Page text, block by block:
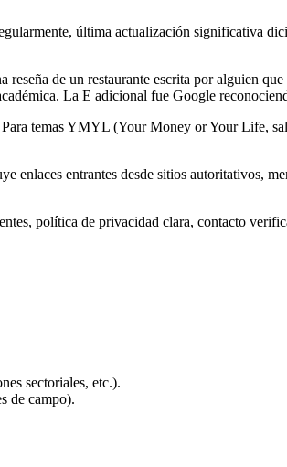
última actualización significativa
de un restaurante escrita por alguien
La E adicional fue Google
temas YMYL (Your Money or Your Life,
enlaces entrantes desde sitios autoritativos,
política de privacidad clara, contacto
sectoriales, etc.).
de campo).